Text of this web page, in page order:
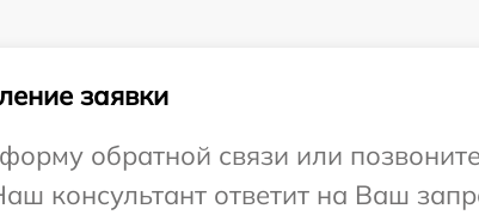
заявки
обратной связи или
консультант ответит на Ваш